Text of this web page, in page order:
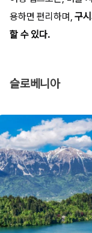
용하면 편리하며, 구
할 수 있다.
슬로베니아